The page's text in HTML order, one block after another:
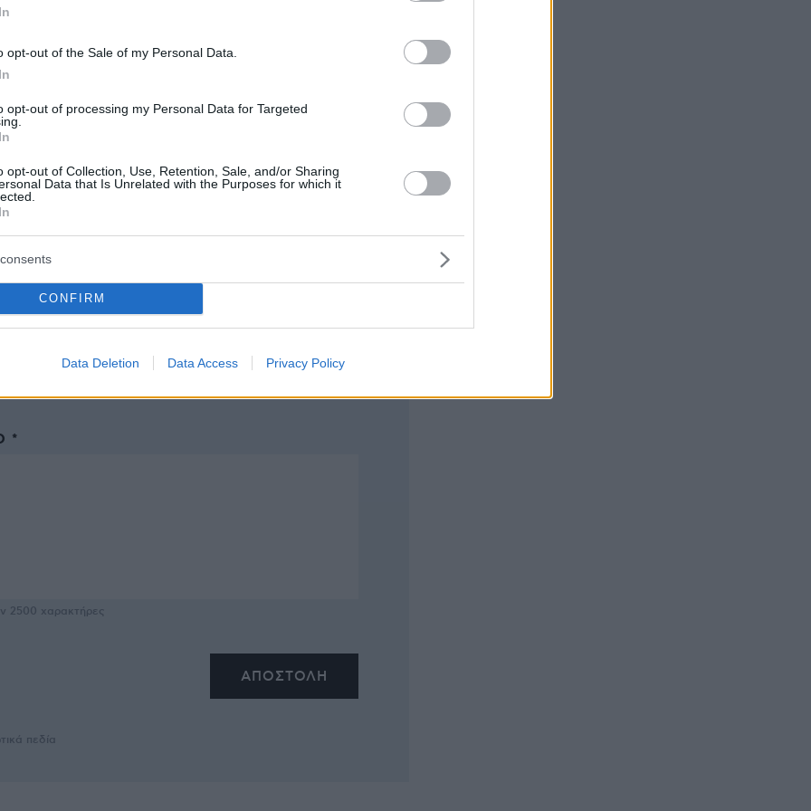
opt-out of the Sale of my Personal Data.
opt-out of processing my Personal Data for Targeted
opt-out of Collection, Use, Retention, Sale, and/or Sharing
Data that Is Unrelated with the Purposes for which it
CONFIRM
Data Deletion Data Access Privacy Policy
στοProtothema.gr
ΠΡΟΣΘΗΚΗ ΣΧΟΛΙΟΥ
ΣΧΟΛΙΟΥ
*
2500 χαρακτήρες
πεδία